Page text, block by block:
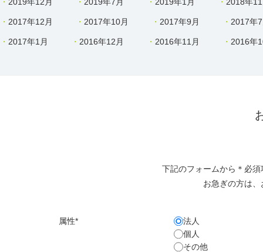
2017年12月 2017年10月 2017年9月 2017年
2017年1月 2016年12月 2016年11月 2016年
下記のフォームから＊必
お急ぎの方は
属性*
法人
個人
その他